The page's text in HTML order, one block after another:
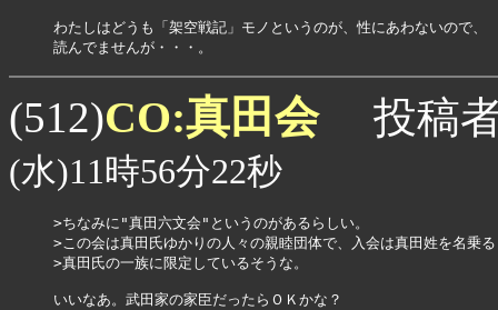
わたしはどうも「架空戦記」モノというのが、性にあわないので、
読んでませんが・・・。
(512)CO:真田会 投稿
(水)11時56分22秒
>ちなみに"真田六文会"というのがあるらしい。
>この会は真田氏ゆかりの人々の親睦団体で、入会は真田姓を名乗
>真田氏の一族に限定しているそうな。
いいなあ。武田家の家臣だったらＯＫかな？